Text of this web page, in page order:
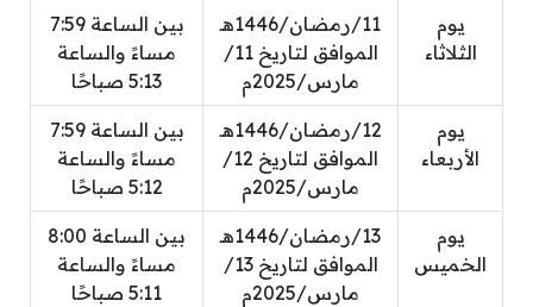
يوم
الثلاثاء
11/رمضان/1446هـ
الموافق لتاريخ 11/
مارس/2025م
بين الساعة 7:59
مساءً والساعة
5:13 صباحًا
يوم
الأربعاء
12/رمضان/1446هـ
الموافق لتاريخ 12/
مارس/2025م
بين الساعة 7:59
مساءً والساعة
5:12 صباحًا
يوم
الخميس
13/رمضان/1446هـ
الموافق لتاريخ 13/
مارس/2025م
بين الساعة 8:00
مساءً والساعة
5:11 صباحًا